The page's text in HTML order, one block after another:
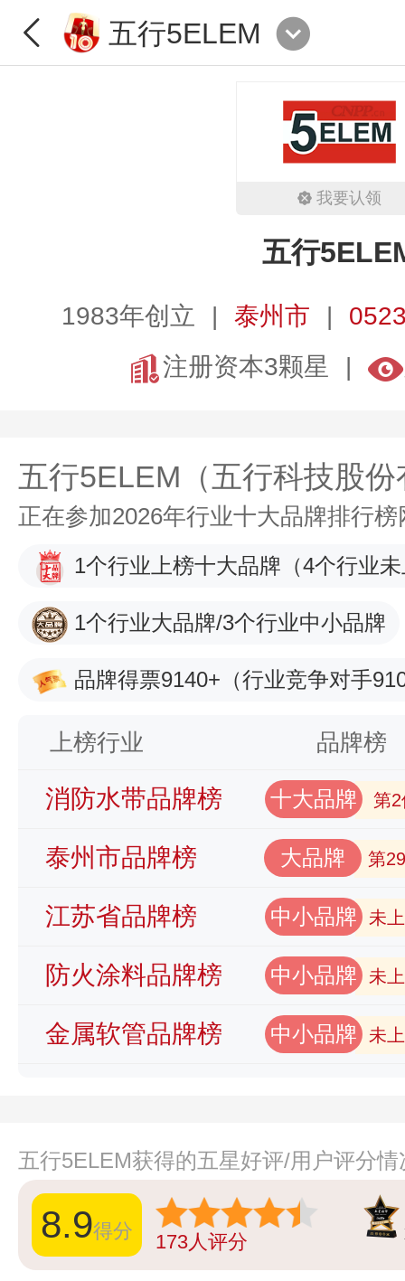
五行5ELEM
我要认领
五行
1983年创立 泰州市
注册资本3颗星
五行5ELEM（五行科技股
正在参加2026年行业十大品牌排行
1个行业上榜十大品牌 （4个行业
1个行业大品牌/3个行业中小品牌
品牌得票9140+ （行业竞争对手
上榜行业 品牌榜
消防水带品牌榜 十大品牌 第2
泰州市品牌榜 大品牌 第
江苏省品牌榜 中小品牌 未
防火涂料品牌榜 中小品牌 未
金属软管品牌榜 中小品牌 未
五行5ELEM获得的五星好评/用户评分情
8.9得分 173人评分